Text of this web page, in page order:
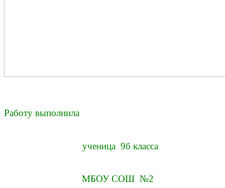
Работу выполнила
ученица 9б класса
МБОУ СОШ №2